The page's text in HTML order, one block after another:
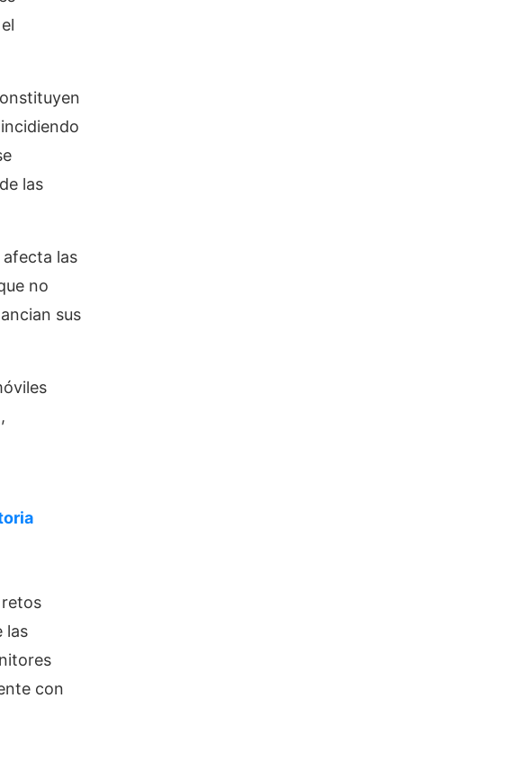
las
las
no
sus
las
con